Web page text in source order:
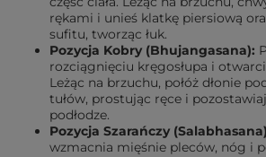
rękami i unieś klatkę piersiową
sufitu, tworząc łuk.
Pozycja Kobry (Bhujangasana):
rozciągnięciu kręgosłupa i
Leżąc na brzuchu, połóż dłonie
tułów, prostując ręce i
podłodze.
Pozycja Szarańczy
wzmacnia mięśnie pleców, nóg i